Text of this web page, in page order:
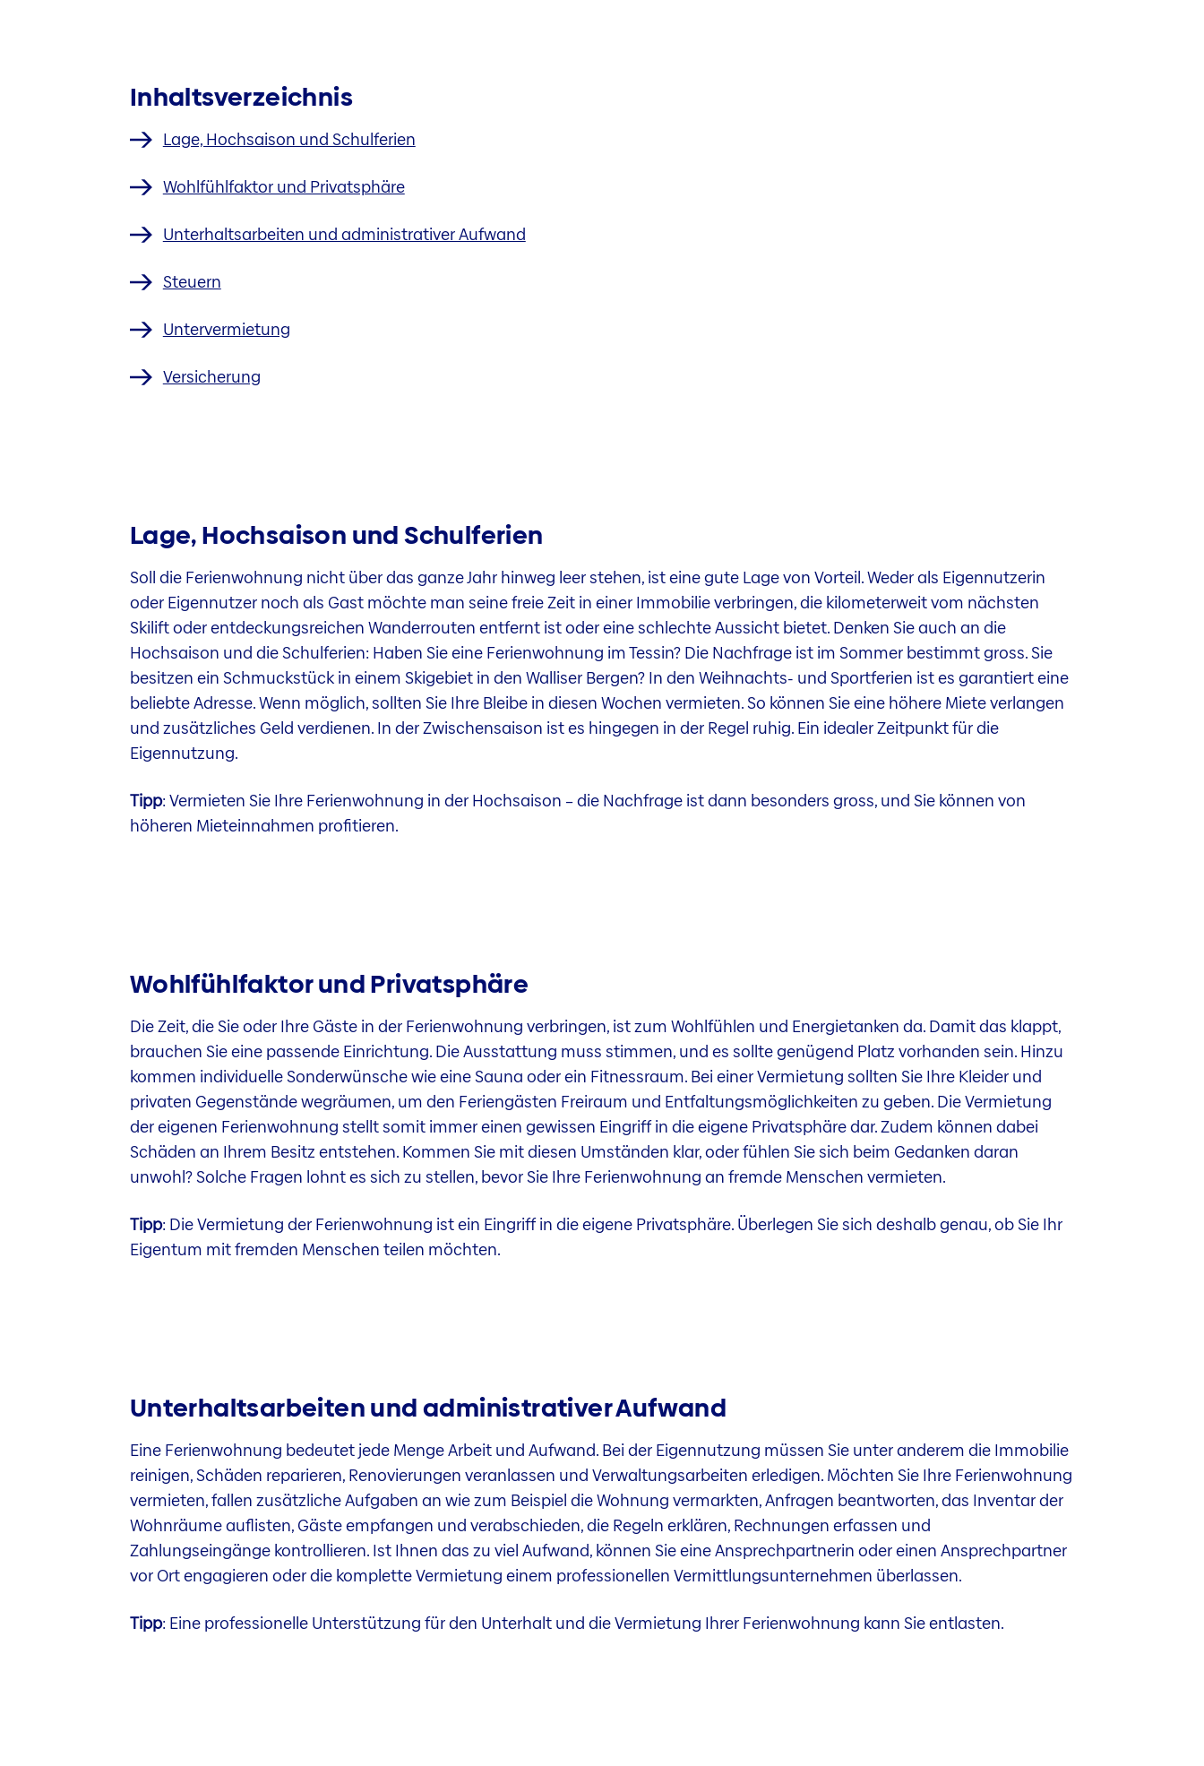
Inhaltsverzeichnis
Lage, Hochsaison und Schulferien
Wohlfühlfaktor und Privatsphäre
Unterhaltsarbeiten und administrativer Aufwand
Steuern
Untervermietung
Versicherung
Lage, Hochsaison und Schulferien
Soll die Ferienwohnung nicht über das ganze Jahr hinweg leer stehen, ist eine gute Lage von Vorteil. Weder als Eigennutzerin
oder Eigennutzer noch als Gast möchte man seine freie Zeit in einer Immobilie verbringen, die kilometerweit vom nächsten
Skilift oder entdeckungsreichen Wanderrouten entfernt ist oder eine schlechte Aussicht bietet. Denken Sie auch an die
Hochsaison und die Schulferien: Haben Sie eine Ferienwohnung im Tessin? Die Nachfrage ist im Sommer bestimmt gross. Sie
besitzen ein Schmuckstück in einem Skigebiet in den Walliser Bergen? In den Weihnachts- und Sportferien ist es garantiert eine
beliebte Adresse. Wenn möglich, sollten Sie Ihre Bleibe in diesen Wochen vermieten. So können Sie eine höhere Miete verlangen
und zusätzliches Geld verdienen. In der Zwischensaison ist es hingegen in der Regel ruhig. Ein idealer Zeitpunkt für die
Eigennutzung.
Tipp: Vermieten Sie Ihre Ferienwohnung in der Hochsaison – die Nachfrage ist dann besonders gross, und Sie können von
höheren Mieteinnahmen profitieren.
Wohlfühlfaktor und Privatsphäre
Die Zeit, die Sie oder Ihre Gäste in der Ferienwohnung verbringen, ist zum Wohlfühlen und Energietanken da. Damit das klappt,
brauchen Sie eine passende Einrichtung. Die Ausstattung muss stimmen, und es sollte genügend Platz vorhanden sein. Hinzu
kommen individuelle Sonderwünsche wie eine Sauna oder ein Fitnessraum. Bei einer Vermietung sollten Sie Ihre Kleider und
privaten Gegenstände wegräumen, um den Feriengästen Freiraum und Entfaltungsmöglichkeiten zu geben. Die Vermietung
der eigenen Ferienwohnung stellt somit immer einen gewissen Eingriff in die eigene Privatsphäre dar. Zudem können dabei
Schäden an Ihrem Besitz entstehen. Kommen Sie mit diesen Umständen klar, oder fühlen Sie sich beim Gedanken daran
unwohl? Solche Fragen lohnt es sich zu stellen, bevor Sie Ihre Ferienwohnung an fremde Menschen vermieten.
Tipp: Die Vermietung der Ferienwohnung ist ein Eingriff in die eigene Privatsphäre. Überlegen Sie sich deshalb genau, ob Sie Ihr
Eigentum mit fremden Menschen teilen möchten.
Unterhaltsarbeiten und administrativer Aufwand
Eine Ferienwohnung bedeutet jede Menge Arbeit und Aufwand. Bei der Eigennutzung müssen Sie unter anderem die Immobilie
reinigen, Schäden reparieren, Renovierungen veranlassen und Verwaltungsarbeiten erledigen. Möchten Sie Ihre Ferienwohnung
vermieten, fallen zusätzliche Aufgaben an wie zum Beispiel die Wohnung vermarkten, Anfragen beantworten, das Inventar der
Wohnräume auflisten, Gäste empfangen und verabschieden, die Regeln erklären, Rechnungen erfassen und
Zahlungseingänge kontrollieren. Ist Ihnen das zu viel Aufwand, können Sie eine Ansprechpartnerin oder einen Ansprechpartner
vor Ort engagieren oder die komplette Vermietung einem professionellen Vermittlungsunternehmen überlassen.
Tipp: Eine professionelle Unterstützung für den Unterhalt und die Vermietung Ihrer Ferienwohnung kann Sie entlasten.